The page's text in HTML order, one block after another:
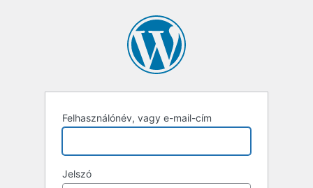
Felhasználónév, vagy e-mail-cím
Jelszó